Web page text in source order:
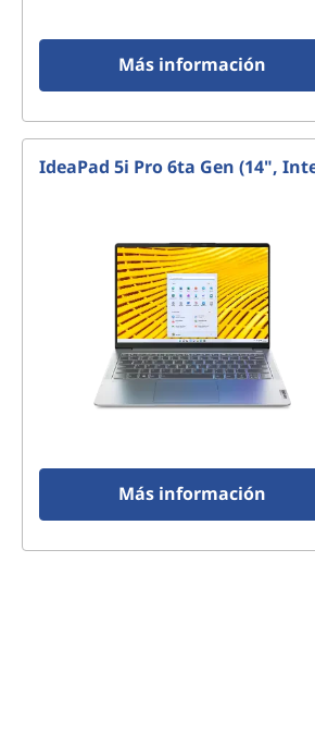
Más información
IdeaPad 5i Pro 6ta Gen (14",
Más información